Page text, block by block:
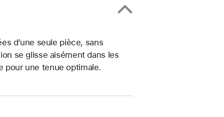
d’une seule pièce, sans
se glisse aisément dans les
pour une tenue optimale.